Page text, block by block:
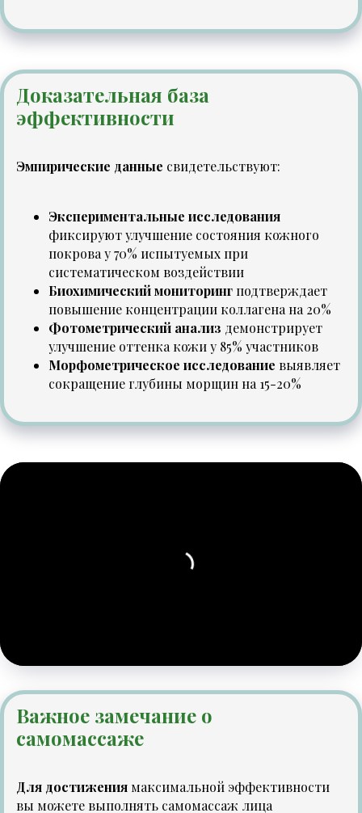
Доказательная база
эффективности
Эмпирические данные свидетельствуют:
Экспериментальные исследования
фиксируют улучшение состояния кожного
покрова у 70% испытуемых при
систематическом воздействии
Биохимический мониторинг подтверждает
повышение концентрации коллагена на 20%
Фотометрический анализ демонстрирует
улучшение оттенка кожи у 85% участников
Морфометрическое исследование выявляет
сокращение глубины морщин на 15-20%
Важное замечание о
самомассаже
Для достижения максимальной эффективности
вы можете выполнять самомассаж лица